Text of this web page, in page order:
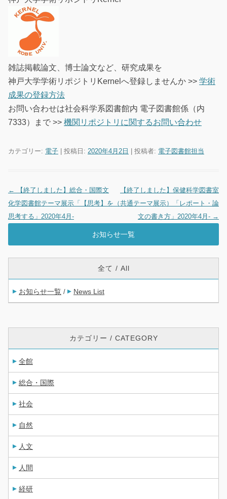
雑誌掲載論文、博士論文など、研究成果を
神戸大学学術リポジトリKernelへ登録しませんか >> 学術
成果の登録方法
お問い合わせは社会科学系図書館内 電子図書館係（内
7333）まで >> 機関リポジトリに関するお問い合わせ
カテゴリー: 電子 | 投稿日: 2020年4月2日 投稿者: 電子図書館担当
投稿ナビゲーション
←
【終了しました】総合・国際文
化学図書館テーマ展示「【思考】を
思考する」2020年4月-
【終了しました】保健科学図書室
（共通テーマ展示）「レポート・論
文の書き方」2020年4月- →
お知らせ一覧
全て / All
お知らせ一覧 / News List
カテゴリー / CATEGORY
全館
総合・国際
社会
自然
人文
人間
経研